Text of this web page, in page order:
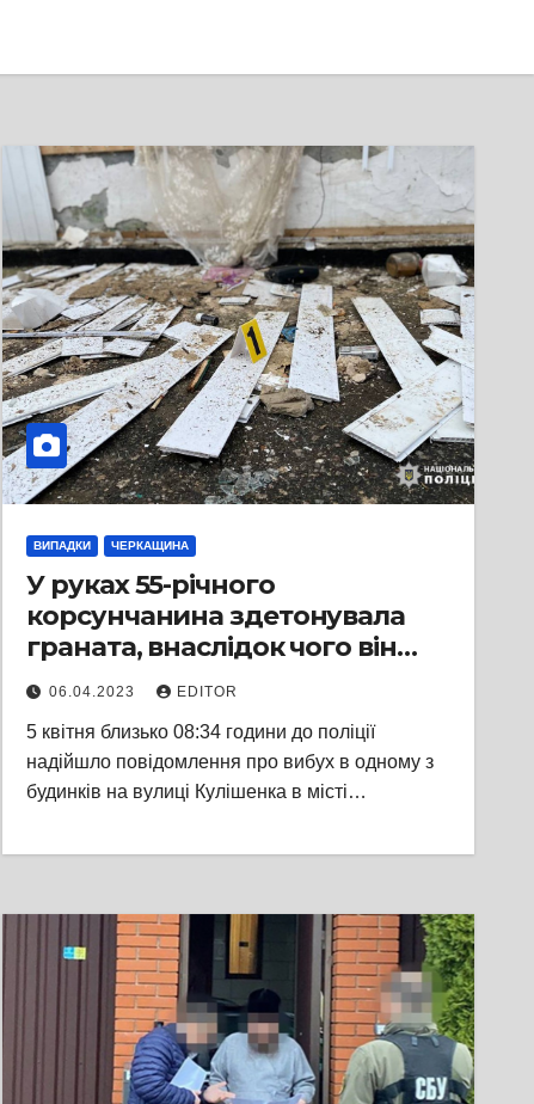
ВИПАДКИ ЧЕРКАЩИНА
У руках 55-річного
корсунчанина здетонувала
граната, внаслідок чого він
загинув на місці події
06.04.2023 EDITOR
5 квітня близько 08:34 години до поліції
надійшло повідомлення про вибух в одному з
будинків на вулиці Кулішенка в місті…